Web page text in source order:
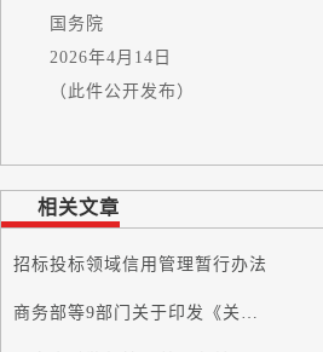
国务院
2026年4月14日
（此件公开发布）
相关文章
招标投标领域信用管理暂行办法
商务部等9部门关于印发《关于促进家政服务业高质量发展的若干政策措施》的...